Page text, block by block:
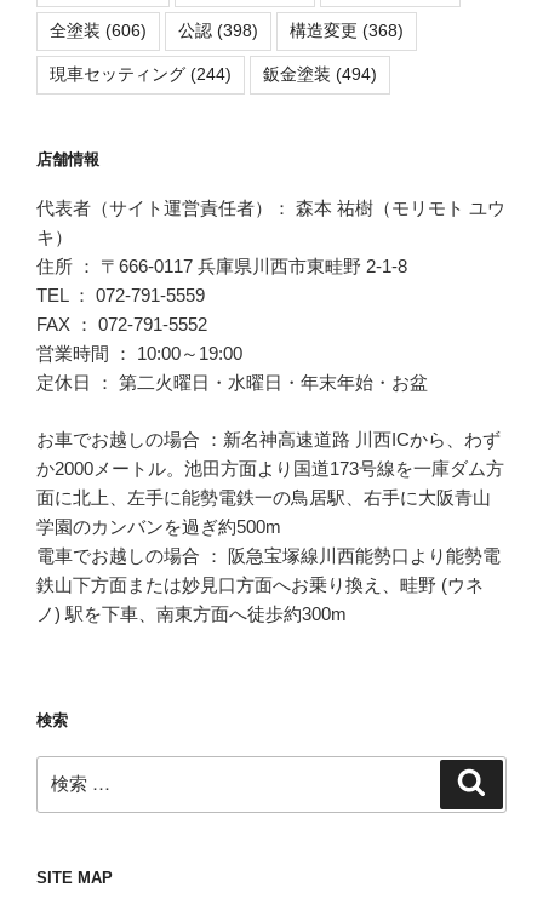
全塗装 (606) 公認 (398) 構造変更 (368)
現車セッティング (244) 鈑金塗装 (494)
店舗情報
代表者（サイト運営責任者）： 森本 祐樹（モリモト ユウ
キ）
住所 ： 〒666-0117 兵庫県川西市東畦野 2-1-8
TEL ： 072-791-5559
FAX ： 072-791-5552
営業時間 ： 10:00～19:00
定休日 ： 第二火曜日・水曜日・年末年始・お盆
お車でお越しの場合 ：新名神高速道路 川西ICから、わず
か2000メートル。池田方面より国道173号線を一庫ダム方
面に北上、左手に能勢電鉄一の鳥居駅、右手に大阪青山
学園のカンバンを過ぎ約500m
電車でお越しの場合 ： 阪急宝塚線川西能勢口より能勢電
鉄山下方面または妙見口方面へお乗り換え、畦野 (ウネ
ノ) 駅を下車、南東方面へ徒歩約300m
検索
索:
SITE MAP